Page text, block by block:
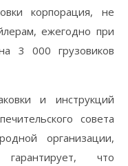
корпорация, не
ежегодно при
3 000 грузовиков
и инструкций
совета
организации,
что